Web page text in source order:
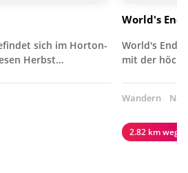
sich im Horton-
Herbst…
World's End
World's End
mit der
Wandern
2.82 km weg